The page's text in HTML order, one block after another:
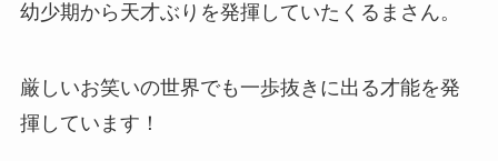
幼少期から天才ぶりを発揮していたくるまさん。
厳しいお笑いの世界でも一歩抜きに出る才能を発
揮しています！